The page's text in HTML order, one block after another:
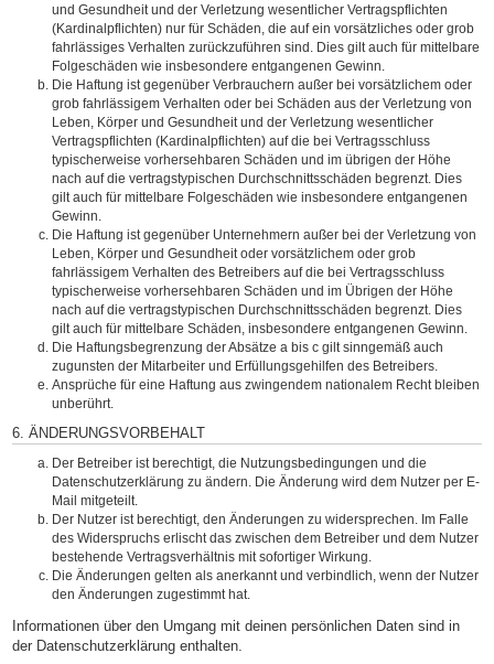
und Gesundheit und der Verletzung wesentlicher Vertragspflichten
(Kardinalpflichten) nur für Schäden, die auf ein vorsätzliches oder grob
fahrlässiges Verhalten zurückzuführen sind. Dies gilt auch für mittelbare
Folgeschäden wie insbesondere entgangenen Gewinn.
Die Haftung ist gegenüber Verbrauchern außer bei vorsätzlichem oder
grob fahrlässigem Verhalten oder bei Schäden aus der Verletzung von
Leben, Körper und Gesundheit und der Verletzung wesentlicher
Vertragspflichten (Kardinalpflichten) auf die bei Vertragsschluss
typischerweise vorhersehbaren Schäden und im übrigen der Höhe
nach auf die vertragstypischen Durchschnittsschäden begrenzt. Dies
gilt auch für mittelbare Folgeschäden wie insbesondere entgangenen
Gewinn.
Die Haftung ist gegenüber Unternehmern außer bei der Verletzung von
Leben, Körper und Gesundheit oder vorsätzlichem oder grob
fahrlässigem Verhalten des Betreibers auf die bei Vertragsschluss
typischerweise vorhersehbaren Schäden und im Übrigen der Höhe
nach auf die vertragstypischen Durchschnittsschäden begrenzt. Dies
gilt auch für mittelbare Schäden, insbesondere entgangenen Gewinn.
Die Haftungsbegrenzung der Absätze a bis c gilt sinngemäß auch
zugunsten der Mitarbeiter und Erfüllungsgehilfen des Betreibers.
Ansprüche für eine Haftung aus zwingendem nationalem Recht bleiben
unberührt.
6. ÄNDERUNGSVORBEHALT
Der Betreiber ist berechtigt, die Nutzungsbedingungen und die
Datenschutzerklärung zu ändern. Die Änderung wird dem Nutzer per E-
Mail mitgeteilt.
Der Nutzer ist berechtigt, den Änderungen zu widersprechen. Im Falle
des Widerspruchs erlischt das zwischen dem Betreiber und dem Nutzer
bestehende Vertragsverhältnis mit sofortiger Wirkung.
Die Änderungen gelten als anerkannt und verbindlich, wenn der Nutzer
den Änderungen zugestimmt hat.
Informationen über den Umgang mit deinen persönlichen Daten sind in
der Datenschutzerklärung enthalten.